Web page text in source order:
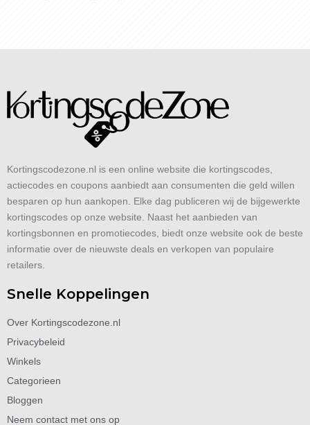
Kortingscodezone.nl is een online website die kortingscodes,
actiecodes en coupons aanbiedt aan consumenten die geld willen
besparen op hun aankopen. Elke dag publiceren wij de bijgewerkte
kortingscodes op onze website. Naast het aanbieden van
kortingsbonnen en promotiecodes, biedt onze website ook de beste
informatie over de nieuwste deals en verkopen van populaire
retailers.
Snelle Koppelingen
Over Kortingscodezone.nl
Privacybeleid
Winkels
Categorieen
Bloggen
Neem contact met ons op